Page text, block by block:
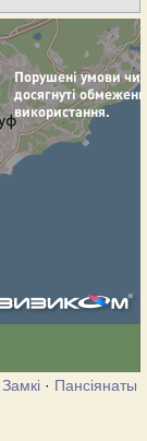
Замкі · Пансіянаты